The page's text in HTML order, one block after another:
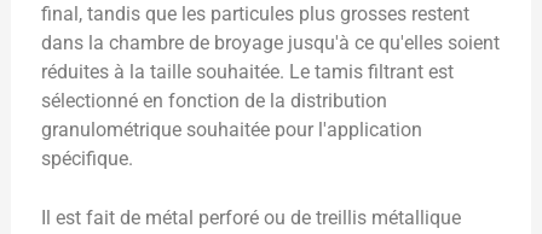
final, tandis que les particules plus grosses restent
dans la chambre de broyage jusqu'à ce qu'elles soient
réduites à la taille souhaitée. Le tamis filtrant est
sélectionné en fonction de la distribution
granulométrique souhaitée pour l'application
spécifique.
Il est fait de métal perforé ou de treillis métallique